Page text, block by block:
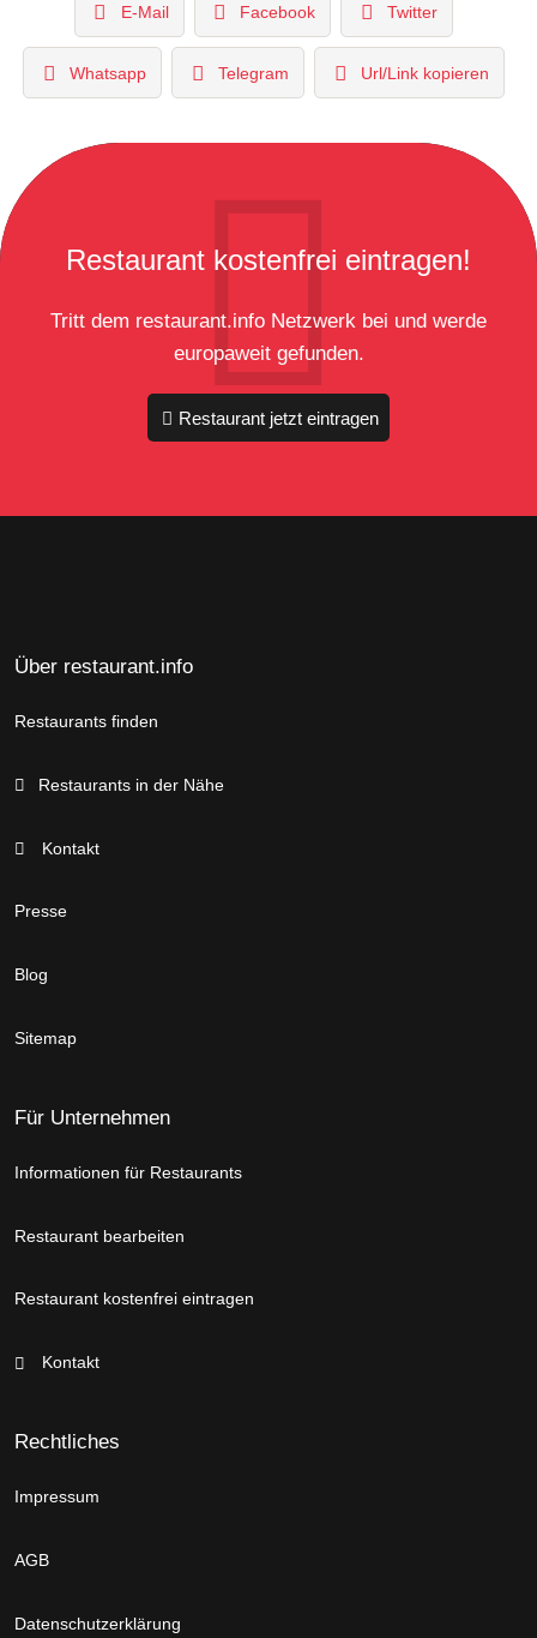
E-Mail Facebook Twitter
Whatsapp Telegram Url/Link kopieren
Restaurant kostenfrei eintragen!
Tritt dem restaurant.info Netzwerk bei und werde
europaweit gefunden.
Restaurant jetzt eintragen
Über restaurant.info
Restaurants finden
Restaurants in der Nähe
Kontakt
Presse
Blog
Sitemap
Für Unternehmen
Informationen für Restaurants
Restaurant bearbeiten
Restaurant kostenfrei eintragen
Kontakt
Rechtliches
Impressum
AGB
Datenschutzerklärung